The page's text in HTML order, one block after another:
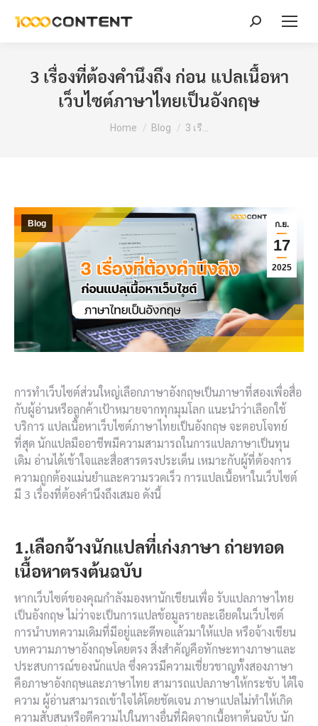
Search:
3 เรื่องที่ต้องคำนึงถึง ก่อน แปลเนื้อหา
เว็บไซต์ภาษาไทยเป็นอังกฤษ
You are here:
Home Blog 3 เรื…
ก.ย.
17
2025
Blog
การทำเว็บไซต์ส่วนใหญ่เลือกภาษาอังกฤษเป็นภาษาที่สองเพื่อสื่อ
กับผู้อ่านหรือลูกค้าเป้าหมายจากทุกมุมโลก แนะนำว่าเลือกใช้
บริการ แปลเนื้อหาเว็บไซต์ภาษาไทยเป็นอังกฤษ จะตอบโจทย์
ที่สุด นักแปลมืออาชีพมีความสามารถในการแปลภาษาเป็นทุน
เดิม อ่านได้เข้าใจและสื่อสารตรงประเด็น เหมาะกับผู้ที่ต้องการ
ความถูกต้องแม่นยำและความรวดเร็ว การแปลเนื้อหาในเว็บไซต์
มี 3 เรื่องที่ต้องคำนึงถึงเสมอ ดังนี้
1.เลือกจ้างนักแปลที่เก่งภาษา ถ่ายทอด
เนื้อหาตรงต้นฉบับ
หากเว็บไซต์ของคุณกำลังมองหานักเขียนเพื่อ รับแปลภาษาไทย
เป็นอังกฤษ ไม่ว่าจะเป็นการแปลข้อมูลรายละเอียดในเว็บไซต์
การนำบทความเดิมที่มีอยู่และดีพอแล้วมาให้แปล หรือจ้างเขียน
บทความภาษาอังกฤษโดยตรง สิ่งสำคัญคือทักษะทางภาษาและ
ประสบการณ์ของนักแปล ซึ่งควรมีความเชี่ยวชาญทั้งสองภาษา
คือภาษาอังกฤษและภาษาไทย สามารถแปลภาษาให้กระชับ ได้ใจ
ความ ผู้อ่านสามารถเข้าใจได้โดยชัดเจน ภาษาแปลไม่ทำให้เกิด
ความสับสนหรือตีความไปในทางอื่นที่ผิดจากเนื้อหาต้นฉบับ นัก